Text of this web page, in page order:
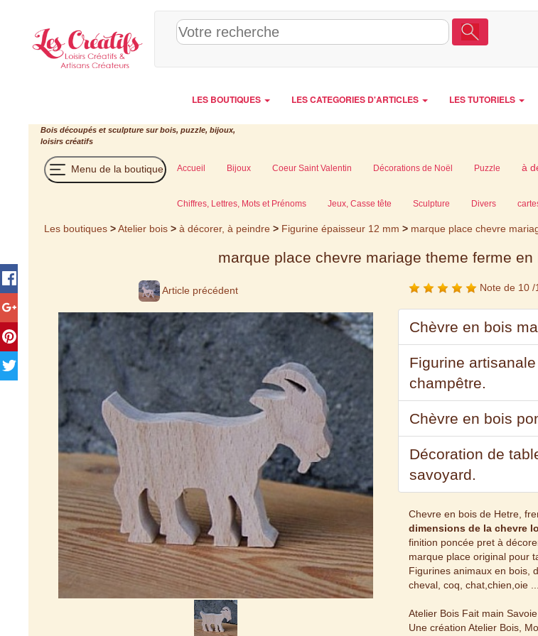
LES BOUTIQUES LES CATEGORIES D'ARTICLES LES TUTORIELS
Bois découpés et sculpture sur bois, puzzle, bijoux,
loisirs créatifs
Menu de la boutique Accueil Bijoux Coeur Saint Valentin Décorations de Noël Puzzle à
Chiffres, Lettres, Mots et Prénoms Jeux, Casse tête Sculpture Divers
Les boutiques >Atelier bois > à décorer, à peindre > Figurine épaisseur 12 mm > marque place chevre
marque place chevre mariage theme ferme
Article précédent Note de 10 /
Chèvre en bois
Figurine
champêtre.
Chèvre en bois
Décoration de
savoyard.
Chevre en bois de Hetre,
dimensions de la chevre
finition poncée pret à
marque place original pour
Figurines animaux en bois,
cheval, coq, chat,chien,oie ....
Atelier Bois Fait main
Une création Atelier Bois,